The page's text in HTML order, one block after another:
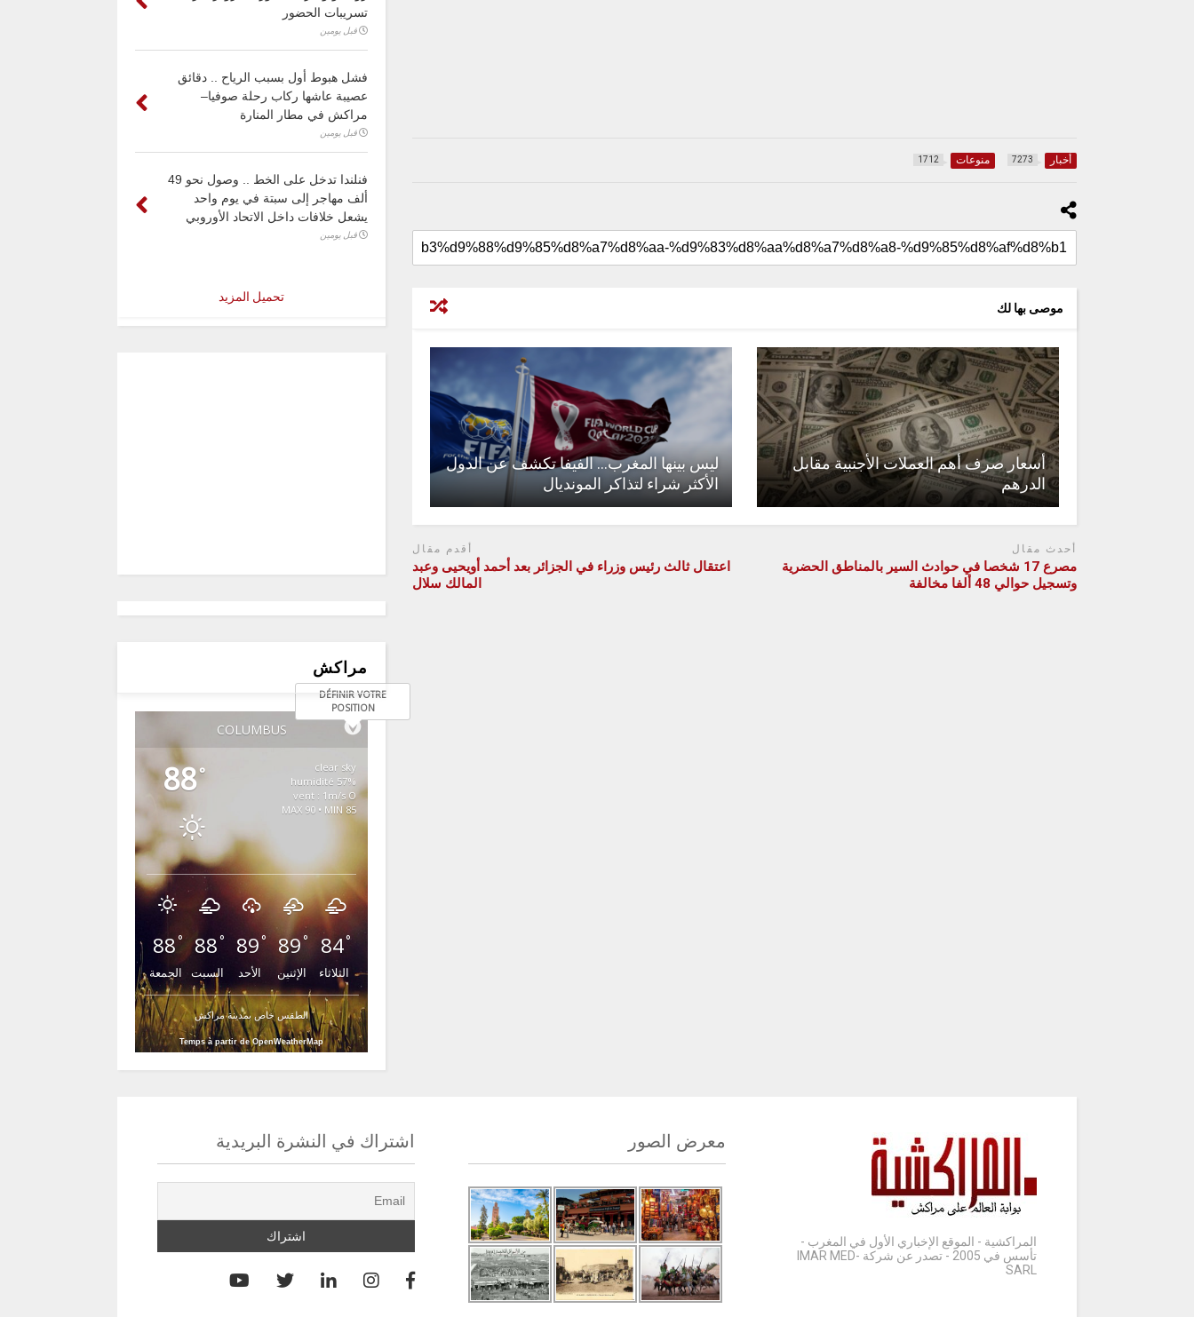
أخبار 7273 منوعات 1712
موصى بها لك
أسعار صرف أهم العملات الأجنبية مقابل
الدرهم
ليس بينها المغرب… الفيفا تكشف عن الدول
الأكثر شراء لتذاكر المونديال
أحدث مقال
مصرع 17 شخصا في حوادث السير بالمناطق الحضرية
وتسجيل حوالي 48 ألفا مخالفة
أقدم مقال
اعتقال ثالث رئيس وزراء في الجزائر بعد أحمد أويحيى وعبد
المالك سلال
تسريبات الحضور
قبل يومين
فشل هبوط أول بسبب الرياح .. دقائق
عصيبة عاشها ركاب رحلة صوفيا–
مراكش في مطار المنارة
قبل يومين
فنلندا تدخل على الخط .. وصول نحو 49
ألف مهاجر إلى سبتة في يوم واحد
يشعل خلافات داخل الاتحاد الأوروبي
قبل يومين
تحميل المزيد
مراكش
COLUMBUS
DÉFINIR VOTRE
POSITION
88°
clear sky
57% humidité
vent : 1m/s O
MAX 90 • MIN 85
88°
الجمعة
88°
السبت
89°
الأحد
89°
الإثنين
84°
الثلاثاء
الطقس خاص بمدينة مراكش
Temps à partir de OpenWeatherMap
المراكشية - الموقع الإخباري الأول في المغرب -
تأسس في 2005 - تصدر عن شركة IMAR MED-
SARL
معرض الصور اشتراك في النشرة البريدية